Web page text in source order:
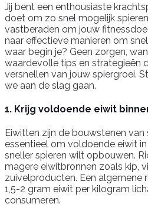
Jij bent een enthousiaste
doet om zo snel mogelijk
vastberaden om jouw
naar effectieve manieren om
waar begin je? Geen zorgen,
waardevolle tips en strategieën
versnellen van jouw spiergroei.
we aan de slag gaan.
1. Krijg voldoende eiwit
Eiwitten zijn de bouwstenen van
essentieel om voldoende eiwit
sneller spieren wilt opbouwen.
magere eiwitbronnen zoals kip,
zuivelproducten. Een algemene
1,5-2 gram eiwit per kilogram
consumeren.